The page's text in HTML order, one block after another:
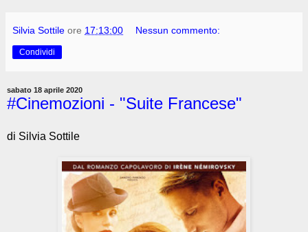
Silvia Sottile ore 17:13:00 Nessun commento:
Condividi
sabato 18 aprile 2020
#Cinemozioni - "Suite Francese"
di Silvia Sottile